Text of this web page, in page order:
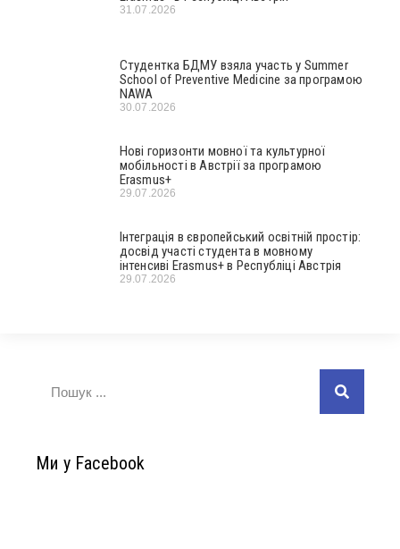
31.07.2026
Студентка БДМУ взяла участь у Summer
School of Preventive Medicine за програмою
NAWA
30.07.2026
Нові горизонти мовної та культурної
мобільності в Австрії за програмою
Erasmus+
29.07.2026
Інтеграція в європейський освітній простір:
досвід участі студента в мовному
інтенсиві Erasmus+ в Республіці Австрія
29.07.2026
Ми у Facebook